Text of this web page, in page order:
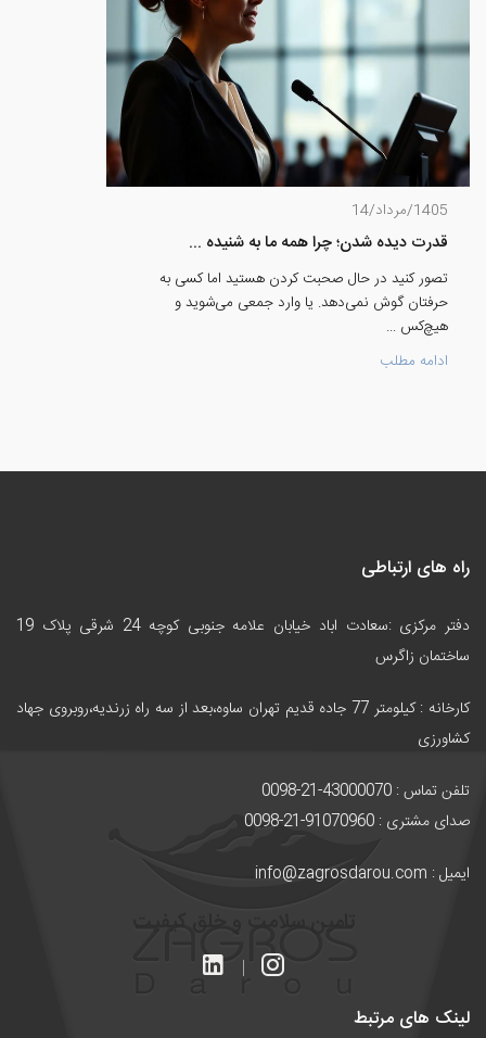
1405/مرداد/14
قدرت دیده شدن؛ چرا همه ما به شنیده ...
تصور کنید در حال صحبت کردن هستید اما کسی به
حرفتان گوش نمی‌دهد. یا وارد جمعی می‌شوید و
هیچ‌کس ...
ادامه مطلب
راه های ارتباطی
دفتر مرکزی :سعادت اباد خیابان علامه جنوبی کوچه 24 شرقی پلاک 19
ساختمان زاگرس
کارخانه :
کیلومتر 77 جاده قدیم تهران ساوه،بعد از سه راه زرندیه،روبروی جهاد
کشاورزی
تلفن تماس : 43000070-21-0098
صدای مشتری : 91070960-21-0098
ایمیل : info@zagrosdarou.com
تامین سلامت و خلق کیفیت
لینک های مرتبط